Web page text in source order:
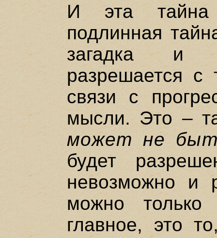
И эта тайна
подлинная
загадка и
разрешается
связи с
мысли. Это –
может не
будет
невозможно и
можно
главное, это